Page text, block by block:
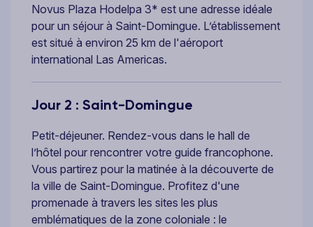
Novus Plaza Hodelpa 3* est une adresse idéale
pour un séjour à Saint-Domingue. L’établissement
est situé à environ 25 km de l'aéroport
international Las Americas.
Jour 2 : Saint-Domingue
Petit-déjeuner. Rendez-vous dans le hall de
l’hôtel pour rencontrer votre guide francophone.
Vous partirez pour la matinée à la découverte de
la ville de Saint-Domingue. Profitez d'une
promenade à travers les sites les plus
emblématiques de la zone coloniale : le